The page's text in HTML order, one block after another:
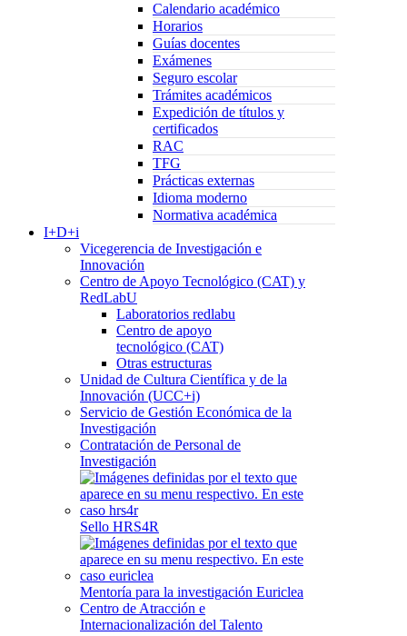
Calendario académico
Horarios
Guías docentes
Exámenes
Seguro escolar
Trámites académicos
Expedición de títulos y
certificados
RAC
TFG
Prácticas externas
Idioma moderno
Normativa académica
I+D+i
Vicegerencia de Investigación e
Innovación
Centro de Apoyo Tecnológico (CAT) y
RedLabU
Laboratorios redlabu
Centro de apoyo
tecnológico (CAT)
Otras estructuras
Unidad de Cultura Científica y de la
Innovación (UCC+i)
Servicio de Gestión Económica de la
Investigación
Contratación de Personal de
Investigación
Sello HRS4R
Mentoría para la investigación Euriclea
Centro de Atracción e
Internacionalización del Talento